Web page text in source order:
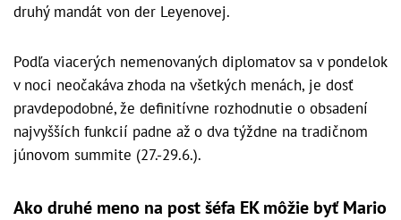
druhý mandát von der Leyenovej.
Podľa viacerých nemenovaných diplomatov sa v pondelok
v noci neočakáva zhoda na všetkých menách, je dosť
pravdepodobné, že definitívne rozhodnutie o obsadení
najvyšších funkcií padne až o dva týždne na tradičnom
júnovom summite (27.-29.6.).
Ako druhé meno na post šéfa EK môžie byť Mario